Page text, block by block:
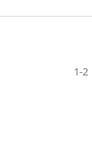
1-2